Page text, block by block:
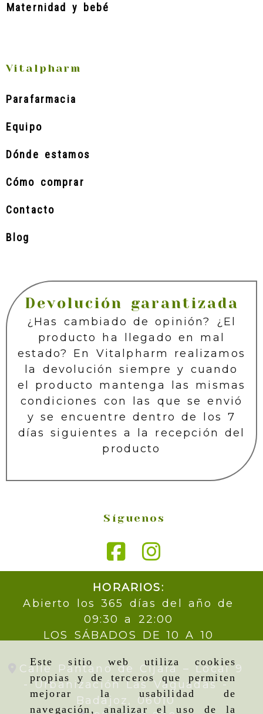
Este sitio web utiliza cookies
propias y de terceros que permiten
mejorar la usabilidad de
navegación, analizar el uso de la
Maternidad y bebé
Vitalpharm
Parafarmacia
Equipo
Dónde estamos
Cómo comprar
Contacto
Blog
Devolución garantizada
¿Has cambiado de opinión? ¿El
producto ha llegado en mal
estado? En Vitalpharm realizamos
la devolución siempre y cuando
el producto mantenga las mismas
condiciones con las que se envió
y se encuentre dentro de los 7
días siguientes a la recepción del
producto
Síguenos
HORARIOS:
Abierto los 365 días del año de
09:30 a 22:00
LOS SÁBADOS DE 10 A 10
Calle Pantano de Cijara – Local 9
- Urbanización Las Vaguadas -
Badajoz, 06010